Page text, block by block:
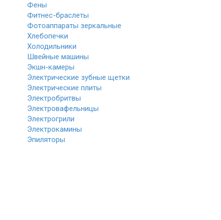
Фены
Фитнес-браслеты
Фотоаппараты зеркальные
Хлебопечки
Холодильники
Швейные машины
Экшн-камеры
Электрические зубные щетки
Электрические плиты
Электробритвы
Электровафельницы
Электрогрили
Электрокамины
Эпиляторы